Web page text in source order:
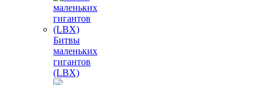
Битвы
маленьких
гигантов
(LBX)